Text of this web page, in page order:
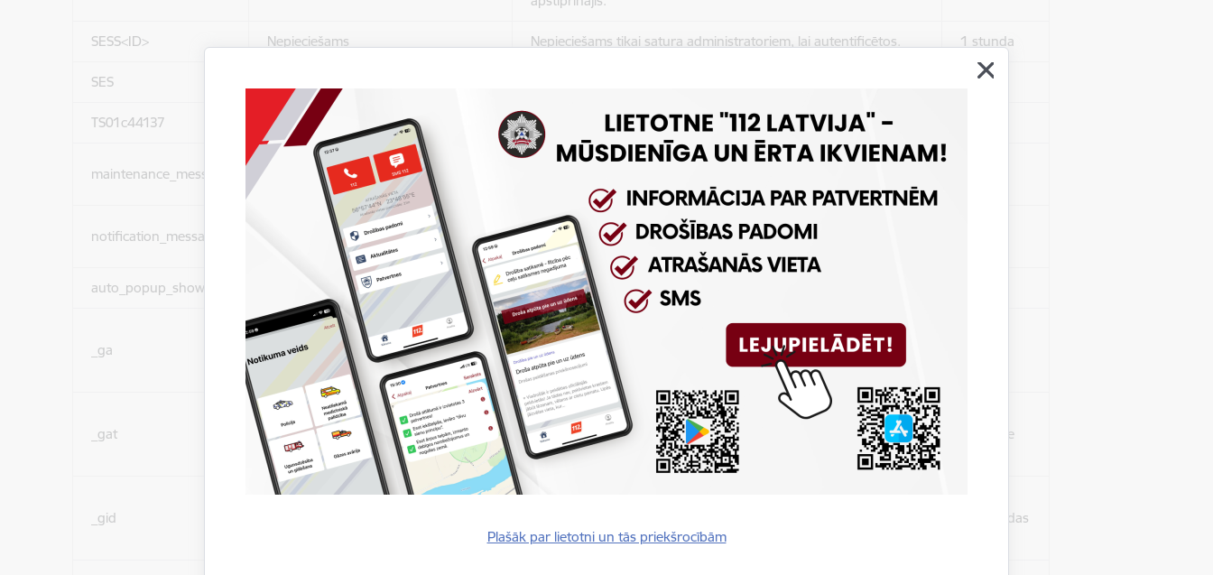
Plašāk par lietotni un tās priekšrocībām
SESS<ID> Nepieciešams Nepieciešams tikai satura administratoriem, lai autentificētos. 1 stunda
SES Sesija
TS01c44137 Nepieciešams Drošības politikas sesija.
maintenance_message Nepieciešams
Sīkdatne ir nepieciešama, lai visiem lietotājiem nerādītu
ziņojumus pēc tam, kad viņi ir izlasījuši un aizvēruši tos.
notification_messages Nepieciešams
Sīkdatne ir nepieciešama, lai visiem lietotājiem nerādītu
ziņojumus pēc tam, kad viņi ir izlasījuši un aizvēruši tos.
auto_popup_showed Nepieciešams Reģistrē, ka tiek parādīts modālais logs.
_ga
Statistikas sīkdatnes (nepieciešamas,
lai uzlabotu vietnes darbību un
pakalpojumus)
Reģistrē unikālu ID, kas tiek izmantots statistisko datu iegūšanai
par to, kā apmeklētājs izmanto vietni.
_gat
Statistikas sīkdatnes (nepieciešamas,
lai uzlabotu vietnes darbību un
pakalpojumus)
Izmanto Google Analytics, lai samazinātu pieprasījuma līmeni. 1 minūte
_gid
Statistikas sīkdatnes (nepieciešamas,
par to, kā apmeklētājs izmanto vietni.
24 stundas